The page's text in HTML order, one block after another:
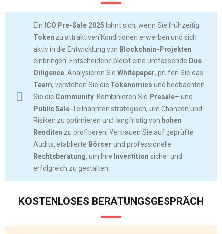
Ein ICO Pre-Sale 2025 lohnt sich, wenn Sie frühzeitig
Token zu attraktiven Konditionen erwerben und sich
aktiv in die Entwicklung von Blockchain-Projekten
einbringen. Entscheidend bleibt eine umfassende Due
Diligence: Analysieren Sie Whitepaper, prüfen Sie das
Team, verstehen Sie die Tokenomics und beobachten
Sie die Community . Kombinieren Sie Presale– und
Public Sale-Teilnahmen strategisch, um Chancen und
Risiken zu optimieren und langfristig von hohen
Renditen zu profitieren. Vertrauen Sie auf geprüfte
Audits, etablierte Börsen und professionelle
Rechtsberatung, um Ihre Investition sicher und
erfolgreich zu gestalten.
KOSTENLOSES BERATUNGSGESPRÄCH